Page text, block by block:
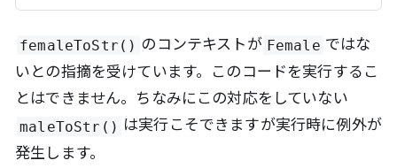
femaleToStr() のコンテキストが Female ではな
いとの指摘を受けています。このコードを実行するこ
とはできません。ちなみにこの対応をしていない
maleToStr() は実行こそできますが実行時に例外が
発生します。